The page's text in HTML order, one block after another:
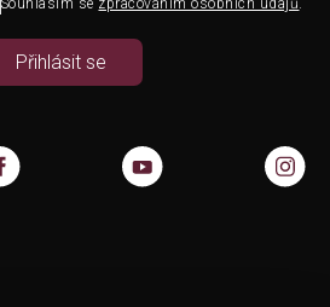
Souhlasím se zpracováním osobních údajů.